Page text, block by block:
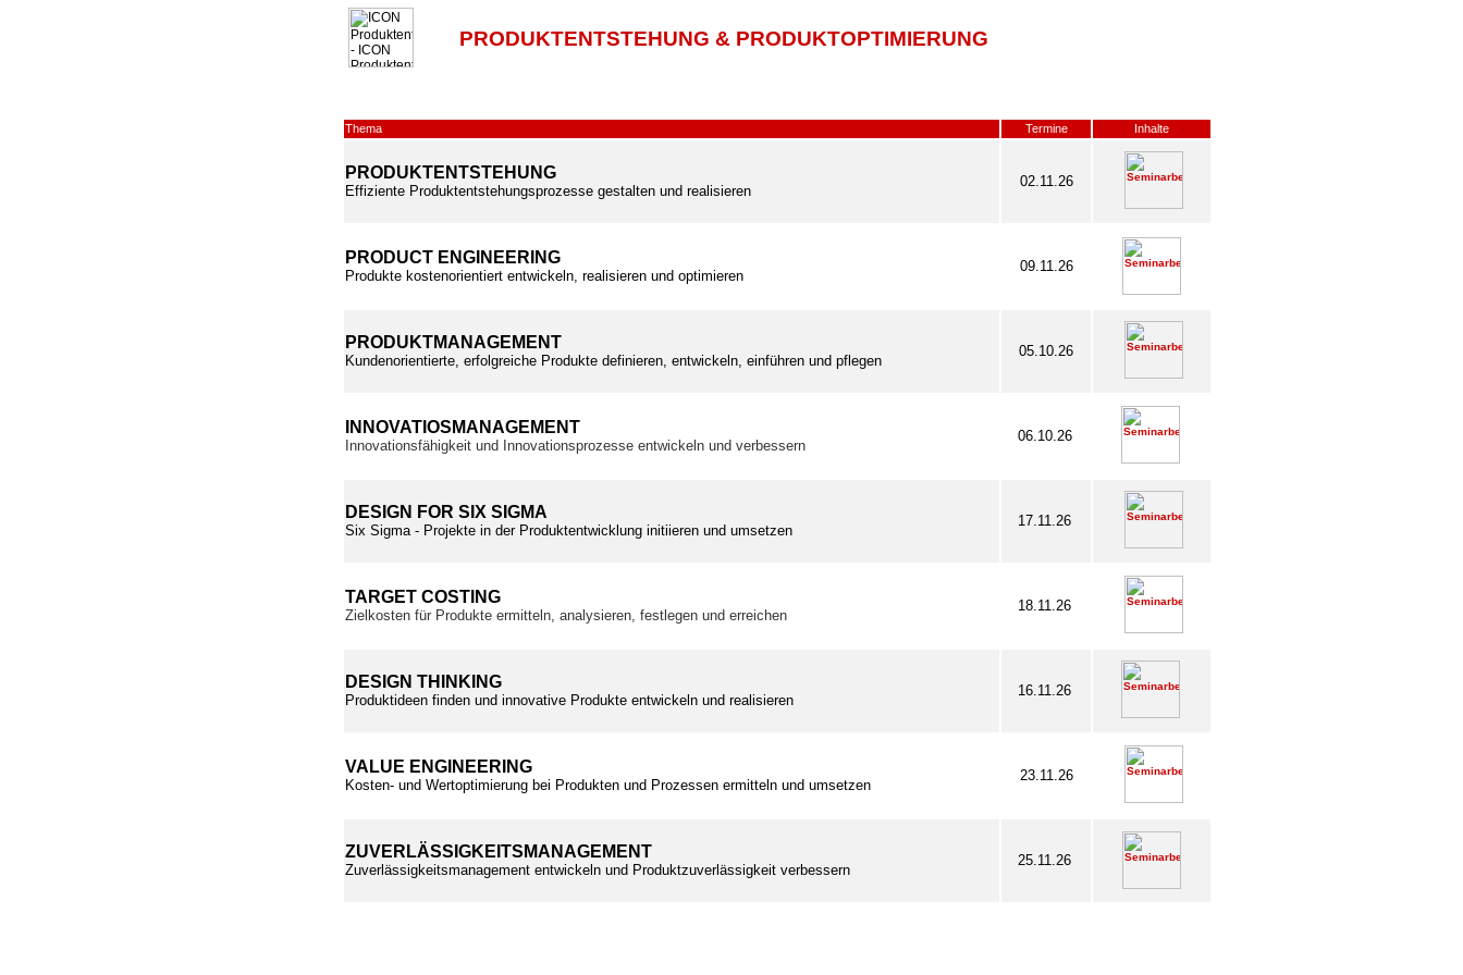
PRODUKTENTSTEHUNG & PRODUKTOPTIMIERUNG
Thema Termine Inhalte
PRODUKTENTSTEHUNG
Effiziente Produktentstehungsprozesse gestalten und realisieren
02.11.26
PRODUCT ENGINEERING
Produkte kostenorientiert entwickeln, realisieren und optimieren
09.11.26
PRODUKTMANAGEMENT
Kundenorientierte, erfolgreiche Produkte definieren, entwickeln, einführen und pflegen
05.10.26
INNOVATIOSMANAGEMENT
Innovationsfähigkeit und Innovationsprozesse entwickeln und verbessern
06.10.26
DESIGN FOR SIX SIGMA
Six Sigma - Projekte in der Produktentwicklung initiieren und umsetzen
17.11.26
TARGET COSTING
Zielkosten für Produkte ermitteln, analysieren, festlegen und erreichen
18.11.26
DESIGN THINKING
Produktideen finden und innovative Produkte entwickeln und realisieren
16.11.26
VALUE ENGINEERING
Kosten- und Wertoptimierung bei Produkten und Prozessen ermitteln und umsetzen
23.11.26
ZUVERLÄSSIGKEITSMANAGEMENT
Zuverlässigkeitsmanagement entwickeln und Produktzuverlässigkeit verbessern
25.11.26